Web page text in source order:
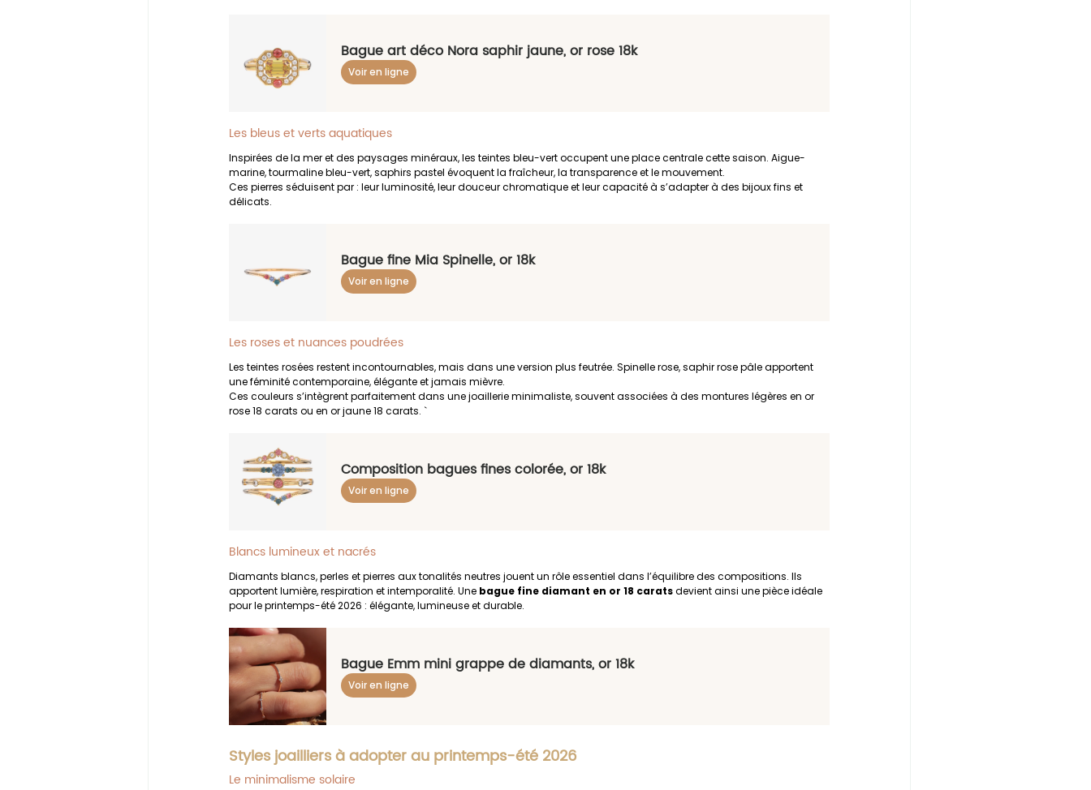
Bague art déco Nora saphir jaune, or rose 18k
Voir en ligne
Les bleus et verts aquatiques
Inspirées de la mer et des paysages minéraux, les teintes bleu-vert occupent une place centrale cette saison. Aigue-
marine, tourmaline bleu-vert, saphirs pastel évoquent la fraîcheur, la transparence et le mouvement.
Ces pierres séduisent par : leur luminosité, leur douceur chromatique et leur capacité à s’adapter à des bijoux fins et
délicats.
Bague fine Mia Spinelle, or 18k
Voir en ligne
Les roses et nuances poudrées
Les teintes rosées restent incontournables, mais dans une version plus feutrée. Spinelle rose, saphir rose pâle apportent
une féminité contemporaine, élégante et jamais mièvre.
Ces couleurs s’intègrent parfaitement dans une joaillerie minimaliste, souvent associées à des montures légères en or
rose 18 carats ou en or jaune 18 carats. `
Composition bagues fines colorée, or 18k
Voir en ligne
Blancs lumineux et nacrés
Diamants blancs, perles et pierres aux tonalités neutres jouent un rôle essentiel dans l’équilibre des compositions. Ils
apportent lumière, respiration et intemporalité. Une bague fine diamant en or 18 carats devient ainsi une pièce idéale
pour le printemps-été 2026 : élégante, lumineuse et durable.
Bague Emm mini grappe de diamants, or 18k
Voir en ligne
Styles joailliers à adopter au printemps-été 2026
Le minimalisme solaire